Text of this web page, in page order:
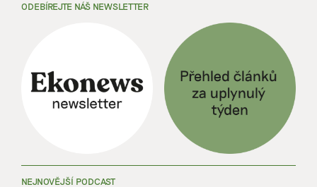
ODEBÍREJTE NÁŠ NEWSLETTER
NEJNOVĚJŠÍ PODCAST